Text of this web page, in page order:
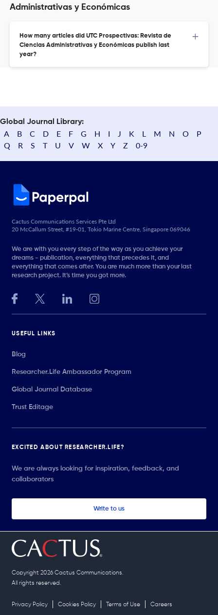
Administrativas y Económicas
How many articles did UTC Prospectivas: Revista de
Ciencias Administrativas y Económicas publish last
year?
Global Journal Library:
A B C D E F G H I J K L M N O
P
Q
R S T U V W X Y Z 0-9
Cactus Communications Services Pte Ltd
20 McCallum Street, #19-01, Tokio Marine Centre, Singapore 069046
We are with you every step of the way as you achieve your
dreams - publication, everything that precedes it, and
everything that comes after. You are much more than your last
research project. It’s time you got more.
USEFUL LINKS
Blog
Researcher.Life Ambassador Program
Global Journal Database
Trust Editage
EXCITED ABOUT RESEARCHER.LIFE?
We are always looking for inspiration, feedback, and
collaborators
Write to us
Copyright 2026 Cactus Communications.
All rights reserved.
Privacy Policy Cookies Policy Terms of Use Careers